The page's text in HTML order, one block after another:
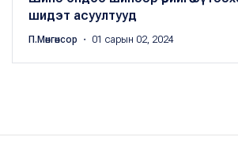
шидэт асуултууд
П.Мөнгөнсор ・ 01 сарын 02, 2024